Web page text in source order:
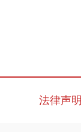
法律声明